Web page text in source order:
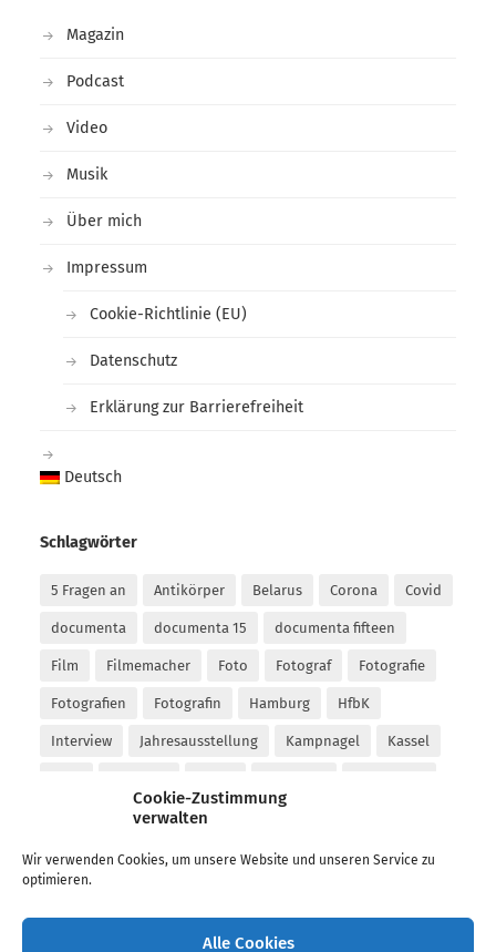
Cookie-Zustimmung
verwalten
Wir verwenden Cookies, um unsere Website und unseren Service zu
optimieren.
Alle Cookies
Magazin
Podcast
Video
Musik
Über mich
Impressum
Cookie-Richtlinie (EU)
Datenschutz
Erklärung zur Barrierefreiheit
Deutsch
Schlagwörter
5 Fragen an Antikörper Belarus Corona Covid
documenta documenta 15 documenta fifteen
Film Filmemacher Foto Fotograf Fotografie
Fotografien Fotografin Hamburg HfbK
Interview Jahresausstellung Kampnagel Kassel
Kunsthochschule kurator
Lockdown Malerei MKG Movie Nida